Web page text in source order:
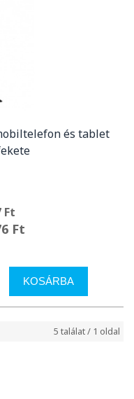
és tablet
Ft
Ft
KOSÁRBA
5 találat / 1 oldal